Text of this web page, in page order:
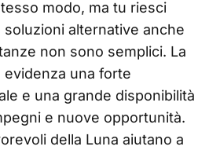
modo, ma tu riesci
alternative anche
non sono semplici. La
una forte
e una grande disponibilità
e nuove opportunità.
della Luna aiutano a